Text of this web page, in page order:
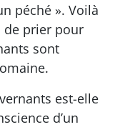
péché ». Voilà
de prier pour
sont
est-elle
d’un